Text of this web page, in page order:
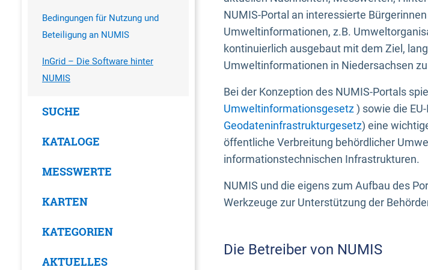
Bedingungen für Nutzung und
Beteiligung an NUMIS
InGrid – Die Software hinter
NUMIS
SUCHE
KATALOGE
MESSWERTE
KARTEN
KATEGORIEN
AKTUELLES
NUMIS-Portal an interessierte
Umweltinformationen, z.B.
kontinuierlich ausgebaut mit dem Ziel,
Umweltinformationen in Niedersachsen
Bei der Konzeption des NUMIS-Portals
Umweltinformationsgesetz) sowie die
Geodateninfrastrukturgesetz) eine
öffentliche Verbreitung behördlicher
informationstechnischen Infrastrukturen.
NUMIS und die eigens zum Aufbau des
Werkzeuge zur Unterstützung der
Die Betreiber von NUMIS